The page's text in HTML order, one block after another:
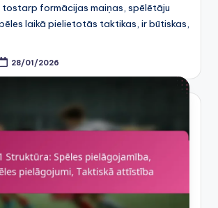
formācijas maiņas, spēlētāju
laikā pielietotās taktikas, ir būtiskas,
28/01/2026